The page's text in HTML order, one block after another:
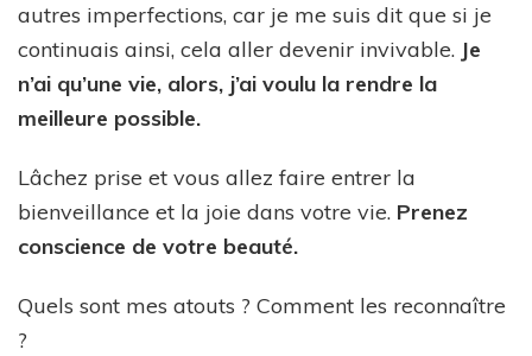
autres imperfections, car je me suis dit que si je
continuais ainsi, cela aller devenir invivable. Je
n’ai qu’une vie, alors, j’ai voulu la rendre la
meilleure possible.
Lâchez prise et vous allez faire entrer la
bienveillance et la joie dans votre vie. Prenez
conscience de votre beauté.
Quels sont mes atouts ? Comment les reconnaître
?